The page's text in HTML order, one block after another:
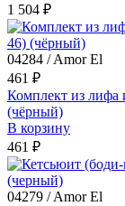
1 504 ₽
04284 / Amor El
461 ₽
Комплект из лифа
(чёрный)
В корзину
461 ₽
04279 / Amor El